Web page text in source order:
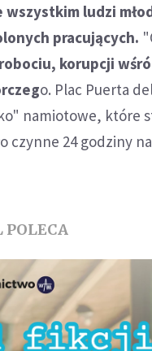
ludzi
pracujących.
korupcji
o. Plac Puerta
namiotowe, które
czynne 24 godziny
POLECA